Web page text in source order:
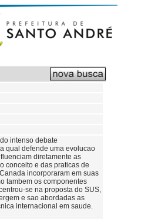
intenso debate
qual defende uma evolucao
diretamente as
conceito e das praticas de
incorporaram em suas
tambem os componentes
se na proposta do SUS,
e sao abordadas as
internacional em saude.